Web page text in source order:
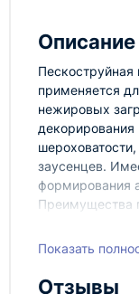
Описание
применяется
нежировых
декорирования
заусенцев.
формирования
Преимущества
дают отличное
Показать
Отзывы